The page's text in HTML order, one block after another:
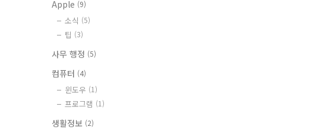
Apple (9)
소식 (5)
팁 (3)
사무 행정 (5)
컴퓨터 (4)
윈도우 (1)
프로그램 (1)
생활정보 (2)